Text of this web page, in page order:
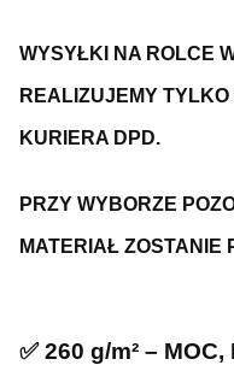
WYSYŁKI NA ROLCE
REALIZUJEMY
KURIERA DPD.
PRZY WYBORZE
MATERIAŁ ZOSTANIE
✅ 260 g/m² –